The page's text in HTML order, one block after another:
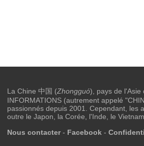
La Chine 中国 (Zhongguó), pays de l'Asie
INFORMATIONS (autrement appelé
passionnés depuis 2001. Cependant, les
outre le Japon, la Corée, l'Inde, le
Nous contacter- Facebook-